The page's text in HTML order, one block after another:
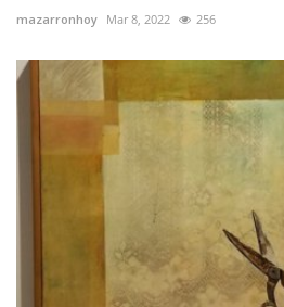
mazarronhoy Mar 8, 2022 256